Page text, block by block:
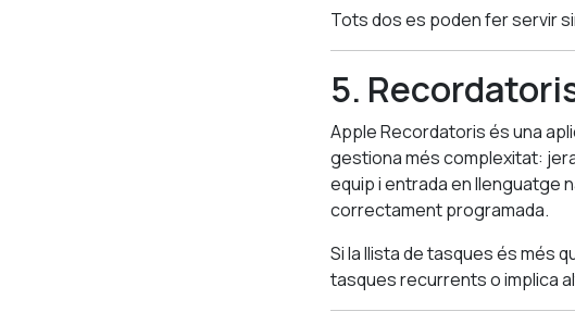
Tots dos es poden fer servir
5.
Apple Recordatoris és una
gestiona més complexitat:
equip i entrada en llenguatge
correctament programada.
Si la llista de tasques és més
tasques recurrents o implica